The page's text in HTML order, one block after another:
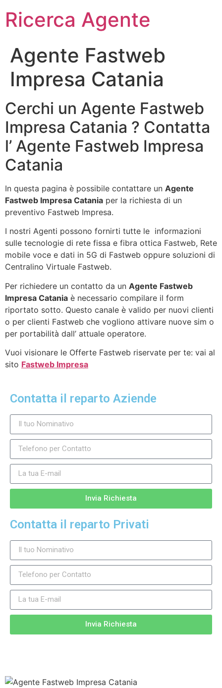
Ricerca Agente
Agente Fastweb
Impresa Catania
Cerchi un Agente Fastweb
Impresa Catania ? Contatta
l’ Agente Fastweb Impresa
Catania
In questa pagina è possibile contattare un Agente
Fastweb Impresa Catania per la richiesta di un
preventivo Fastweb Impresa.
I nostri Agenti possono fornirti tutte le informazioni
sulle tecnologie di rete fissa e fibra ottica Fastweb, Rete
mobile voce e dati in 5G di Fastweb oppure soluzioni di
Centralino Virtuale Fastweb.
Per richiedere un contatto da un Agente Fastweb
Impresa Catania è necessario compilare il form
riportato sotto. Questo canale è valido per nuovi clienti
o per clienti Fastweb che vogliono attivare nuove sim o
per portabilità dall’ attuale operatore.
Vuoi visionare le Offerte Fastweb riservate per te: vai al
sito Fastweb Impresa
Contatta il reparto Aziende
Invia Richiesta
Contatta il reparto Privati
Invia Richiesta